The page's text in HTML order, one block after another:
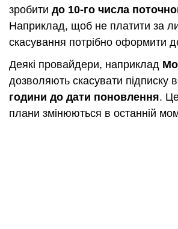
зробити до 10-го числа
Наприклад, щоб не платити за
скасування потрібно оформити
Деякі провайдери, наприклад
дозволяють скасувати підписку
години до дати поновлення.
плани змінюються в останній